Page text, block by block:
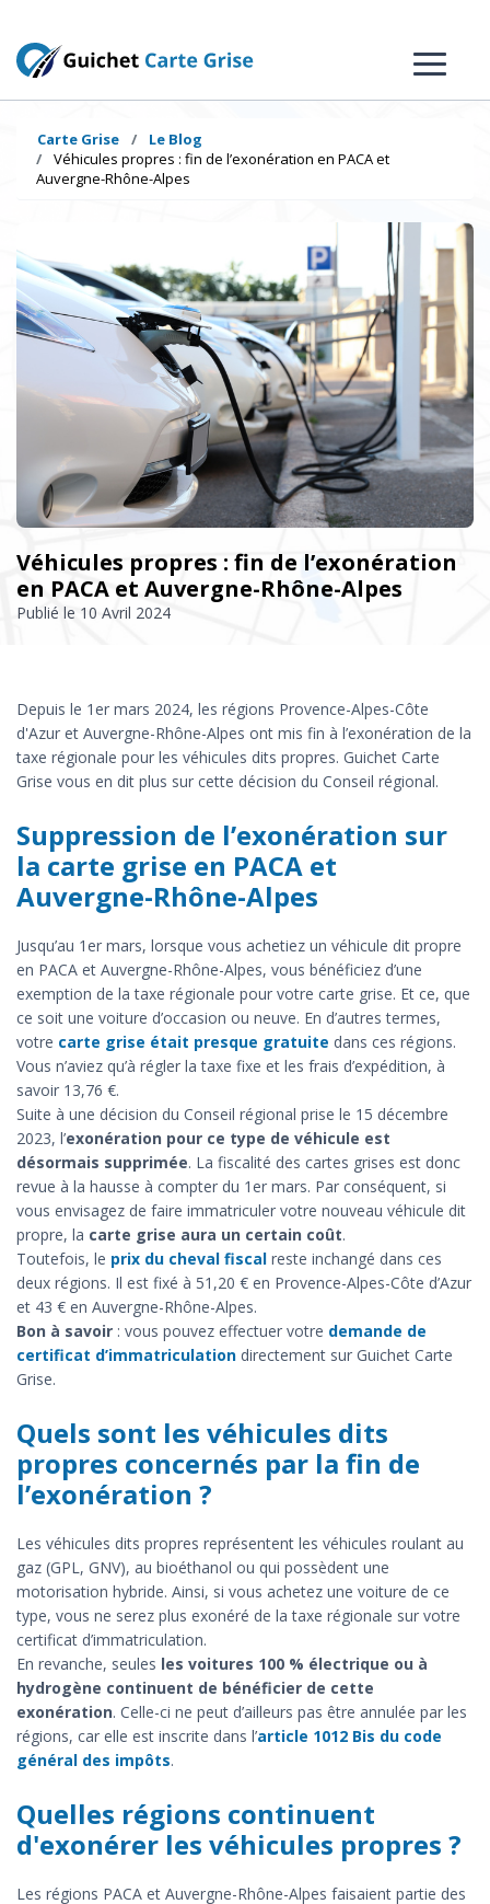
Carte Grise
Le Blog
Véhicules propres : fin de l’exonération en PACA et
Auvergne-Rhône-Alpes
Véhicules propres : fin de l’exonération
en PACA et Auvergne-Rhône-Alpes
Publié le 10 Avril 2024
Depuis le 1er mars 2024, les régions Provence-Alpes-Côte
d'Azur et Auvergne-Rhône-Alpes ont mis fin à l’exonération de la
taxe régionale pour les véhicules dits propres. Guichet Carte
Grise vous en dit plus sur cette décision du Conseil régional.
Suppression de l’exonération sur
la carte grise en PACA et
Auvergne-Rhône-Alpes
Jusqu’au 1er mars, lorsque vous achetiez un véhicule dit propre
en PACA et Auvergne-Rhône-Alpes, vous bénéficiez d’une
exemption de la taxe régionale pour votre carte grise. Et ce, que
ce soit une voiture d’occasion ou neuve. En d’autres termes,
votre carte grise était presque gratuite dans ces régions.
Vous n’aviez qu’à régler la taxe fixe et les frais d’expédition, à
savoir 13,76 €.
Suite à une décision du Conseil régional prise le 15 décembre
2023, l’exonération pour ce type de véhicule est
désormais supprimée. La fiscalité des cartes grises est donc
revue à la hausse à compter du 1er mars. Par conséquent, si
vous envisagez de faire immatriculer votre nouveau véhicule dit
propre, la carte grise aura un certain coût.
Toutefois, le prix du cheval fiscal reste inchangé dans ces
deux régions. Il est fixé à 51,20 € en Provence-Alpes-Côte d’Azur
et 43 € en Auvergne-Rhône-Alpes.
Bon à savoir : vous pouvez effectuer votre demande de
certificat d’immatriculation directement sur Guichet Carte
Grise.
Quels sont les véhicules dits
propres concernés par la fin de
l’exonération ?
Les véhicules dits propres représentent les véhicules roulant au
gaz (GPL, GNV), au bioéthanol ou qui possèdent une
motorisation hybride. Ainsi, si vous achetez une voiture de ce
type, vous ne serez plus exonéré de la taxe régionale sur votre
certificat d’immatriculation.
En revanche, seules les voitures 100 % électrique ou à
hydrogène continuent de bénéficier de cette
exonération. Celle-ci ne peut d’ailleurs pas être annulée par les
régions, car elle est inscrite dans l’article 1012 Bis du code
général des impôts.
Quelles régions continuent
d'exonérer les véhicules propres ?
Les régions PACA et Auvergne-Rhône-Alpes faisaient partie des